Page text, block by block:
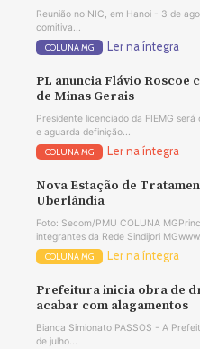
Reunião no NIC, em Hanoi - 3 de
comitiva...
COLUNA MG Ler na íntegra
PL anuncia Flávio Roscoe
de Minas Gerais
Presidente licenciado da FIEMG
e aguarda definição...
COLUNA MG Ler na íntegra
Nova Estação de
Uberlândia
Foto: Secom/PMU COLUNA
integrantes da Rede Sindijori
COLUNA MG Ler na íntegra
Prefeitura inicia obra de
acabar com alagamentos
Bianca Simionato PASSOS - A
de julho...